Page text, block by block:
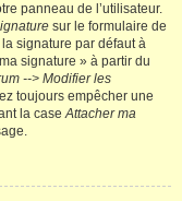
panneau de l’utilisateur.
sur le formulaire de
signature par défaut à
signature » à partir du
--> Modifier les
toujours empêcher une
la caseAttacher ma